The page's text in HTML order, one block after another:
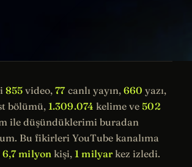
855 video,77canlı yayın, 660 yazı,
bölümü, 1.309.074 kelime ve 502
ile düşündüklerimi buradan
Bu fikirleri YouTube kanalıma
6,7 milyon kişi, 1 milyarkez izledi.